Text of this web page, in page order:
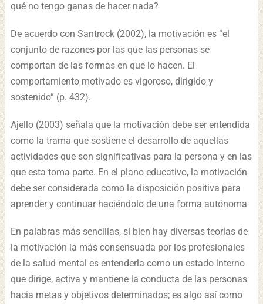
qué no tengo ganas de hacer nada?
De acuerdo con Santrock (2002), la motivación es “el
conjunto de razones por las que las personas se
comportan de las formas en que lo hacen. El
comportamiento motivado es vigoroso, dirigido y
sostenido” (p. 432).
Ajello (2003) señala que la motivación debe ser entendida
como la trama que sostiene el desarrollo de aquellas
actividades que son significativas para la persona y en las
que esta toma parte. En el plano educativo, la motivación
debe ser considerada como la disposición positiva para
aprender y continuar haciéndolo de una forma autónoma
En palabras más sencillas, si bien hay diversas teorías de
la motivación la más consensuada por los profesionales
de la salud mental es entenderla como un estado interno
que dirige, activa y mantiene la conducta de las personas
hacia metas y objetivos determinados; es algo así como